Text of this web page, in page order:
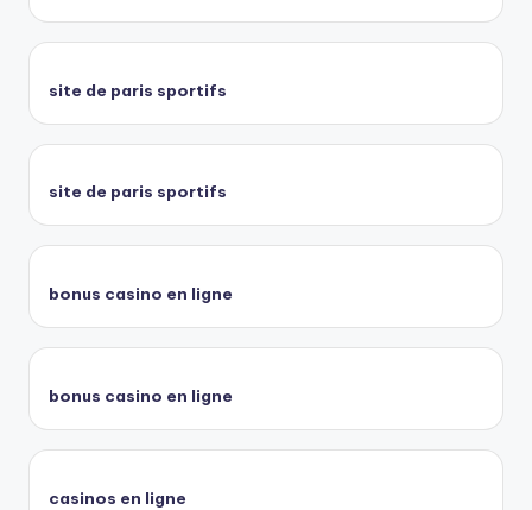
site de paris sportifs
site de paris sportifs
bonus casino en ligne
bonus casino en ligne
casinos en ligne